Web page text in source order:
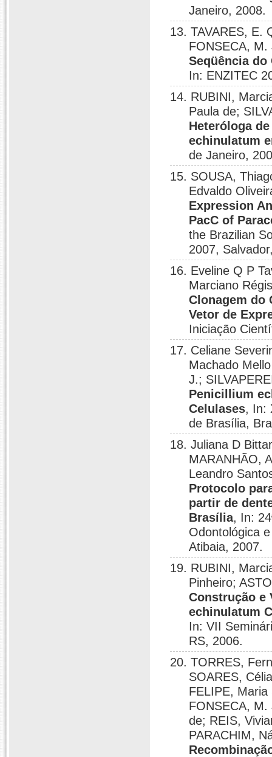
Janeiro, 2008.
13. TAVARES, E.
FONSECA,
Seqüência
In: ENZITEC
14. RUBINI,
Paula de;
Heteróloga
echinulatum
de Janeiro,
15. SOUSA,
Edvaldo
Expression
PacC of
the Brazilian
2007,
16. Eveline Q P
Marciano
Clonagem do
Vetor de
Iniciação
17. Celiane
Machado
J.;
Penicillium
Celulases, In:
de Brasília,
18. Juliana D
MARANHÃO,
Leandro
Protocolo
partir de
Brasília, In:
Odontológica
Atibaia, 2007.
19. RUBINI,
Pinheiro;
Construção e
echinulatum
In: VII
RS, 2006.
20. TORRES,
SOARES,
FELIPE,
FONSECA, M.
de; REIS,
PARACHIM,